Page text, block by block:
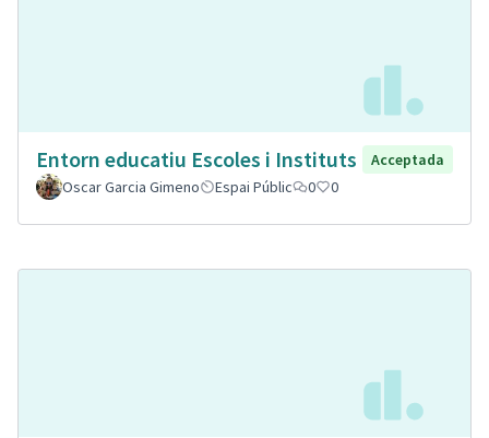
Entorn educatiu Escoles i Instituts
Acceptada
Oscar Garcia Gimeno
Espai Públic 0 0